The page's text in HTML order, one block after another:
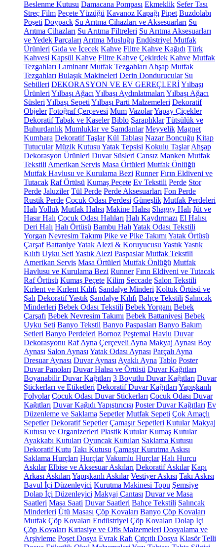
Beslenme Kutusu Damacana Pompası Ekmeklik Sefer Tası
Streç Film Peçete Yüzüğü Kavanoz Kapağı Pipet Buzdolabı
Poşeti Doypack Su Arıtma Cihazları ve Aksesuarları Su
Arıtma Cihazları Su Arıtma Filtreleri Su Arıtma Aksesuarları
ve Yedek Parçaları Arıtma Musluğu Endüstriyel Mutfak
Ürünleri Gıda ve İçecek Kahve Filtre Kahve Kağıdı Türk
Kahvesi Kapsül Kahve Filtre Kahve Çekirdek Kahve Mutfak
Tezgahları Laminant Mutfak Tezgahları Ahşap Mutfak
Tezgahları Bulaşık Makineleri Derin Dondurucular Su
Sebilleri DEKORASYON VE EV GEREÇLERİYılbaşı
Ürünleri Yılbaşı Ağacı Yılbaşı Aydınlatmaları Yılbaşı Ağacı
Süsleri Yılbaşı Sepeti Yılbaşı Parti Malzemeleri Dekoratif
Objeler Fotoğraf Çerçevesi Mum VazolarYapay Çiçekler
Dekoratif Tabak ve Kaseler Biblo Şaraplıklar Tütsülük ve
Buhurdanlık Mumluklar ve Şamdanlar Meyvelik Magnet
Kumbara Dekoratif Taşlar Kül Tablası Nazar Boncuğu Kitap
Tutucular Müzik Kutusu Yatak Tepsisi Kokulu Taşlar Ahşap
Dekorasyon Ürünleri Duvar Süsleri Cansız Manken Mutfak
Tekstili Amerikan Servis Masa Örtüleri Mutfak Önlüğü
Mutfak Havlusu ve Kurulama Bezi Runner Fırın Eldiveni ve
Tutacak Raf Örtüsü Kumaş Peçete Ev Tekstili Perde Stor
Perde Jaluziler Tül Perde Perde Aksesuarları Fon Perde
Rustik Perde Çocuk Odası Perdesi Güneşlik Mutfak Perdeleri
Halı Yolluk Mutfak Halısı Makine Halısı Shaggy Halı Jüt ve
Hasır Halı Çocuk Odası Halıları Halı Kaydırmazı El Halısı
Deri Halı Halı Örtüsü Bambu Halı Yatak Odası Tekstili
Yorgan Nevresim Takımı Pike ve Pike Takımı Yatak Örtüsü
Çarşaf BattaniyeYatak Alezi & Koruyucusu YastıkYastık
Kılıfı Uyku Seti Yastık Alezi Paspaslar Mutfak Tekstili
Amerikan Servis Masa Örtüleri Mutfak Önlüğü Mutfak
Havlusu ve Kurulama Bezi Runner Fırın Eldiveni ve Tutacak
Raf Örtüsü Kumaş Peçete Kilim Seccade Salon Tekstili
Kırlent ve Kırlent Kılıfı Sandalye Minderi Koltuk Örtüsü ve
Şalı Dekoratif Yastık Sandalye Kılıfı Bahçe Tekstili Salıncak
Minderleri Bebek Odası Tekstili Bebek Yorganı Bebek
Çarşafı Bebek Nevresim Takımı Bebek Battaniyesi Bebek
Uyku Seti Banyo Tekstil Banyo Paspasları Banyo Bakım
Setleri Banyo Perdeleri Bornoz Peştemal Havlu Duvar
Dekorasyonu Raf Ayna Çerçeveli Ayna Makyaj Aynası Boy
Aynası Salon Aynası Yatak Odası Aynası Parçalı Ayna
Dresuar Aynası Duvar Aynası Ayaklı Ayna Tablo Poster
Duvar Panoları Duvar Halısı ve Örtüsü Duvar Kağıtları
Boyanabilir Duvar Kağıtları 3 Boyutlu Duvar Kağıtları Duvar
Stickerları ve Etiketleri Dekoratif Duvar Kağıtları Yapışkanlı
Folyolar Çocuk Odası Duvar Stickerları Çocuk Odası Duvar
Kağıtları Duvar Kağıdı Yapıştırıcısı Poster Duvar Kağıtları Ev
Düzenleme ve Saklama Sepetler Mutfak Sepeti Çok Amaçlı
Sepetler Dekoratif Sepetler Çamaşır Sepetleri Kutular Makyaj
Kutusu ve Organizerleri Plastik Kutular Kumaş Kutular
Ayakkabı Kutuları Oyuncak Kutuları Saklama Kutusu
Dekoratif Kutu Takı Kutusu Çamaşır Kurutma Askısı
Saklama Hurçları Hurçlar Vakumlu Hurçlar Halı Hurcu
Askılar Elbise ve Aksesuar Askıları Dekoratif Askılar Kapı
Arkası Askıları Yapışkanlı Askılar Vestiyer Askısı Takı Askısı
Bavul İçi Düzenleyici Kurutma Makinesi Topu Şemsiye
Dolap İçi Düzenleyici Makyaj Çantası Duvar ve Masa
Saatleri Masa Saati Duvar Saatleri Bahçe Tekstili Salıncak
Minderleri Ütü Masası Çöp Kovaları Banyo Çöp Kovaları
Mutfak Çöp Kovaları Endüstriyel Çöp Kovaları Dolap İçi
Çöp Kovaları Kırtasiye ve Ofis Malzemeleri Dosyalama ve
Arşivleme Poşet Dosya Evrak Rafı Çıtçıtlı Dosya Klasör Telli